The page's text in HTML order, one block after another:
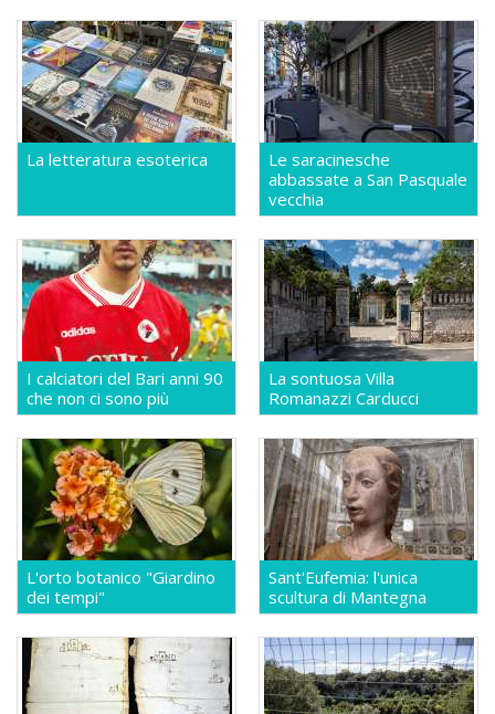
La letteratura esoterica
Le saracinesche
abbassate a San Pasquale
vecchia
I calciatori del Bari anni 90
che non ci sono più
La sontuosa Villa
Romanazzi Carducci
L'orto botanico "Giardino
dei tempi"
Sant'Eufemia: l'unica
scultura di Mantegna